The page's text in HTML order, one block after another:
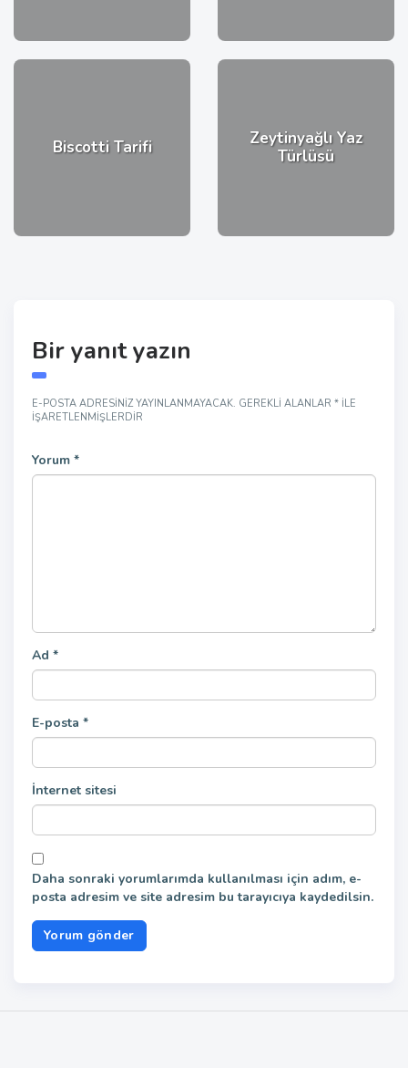
Biscotti Tarifi
Zeytinyağlı Yaz
Türlüsü
Bir yanıt yazın
E-POSTA ADRESINIZ YAYINLANMAYACAK. GEREKLI ALANLAR * ILE
IŞARETLENMIŞLERDIR
Yorum *
Ad *
E-posta *
İnternet sitesi
Daha sonraki yorumlarımda kullanılması için adım, e-
posta adresim ve site adresim bu tarayıcıya kaydedilsin.